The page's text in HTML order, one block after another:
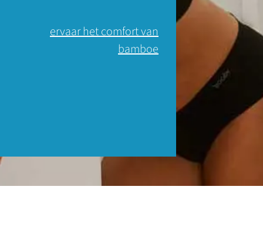
ervaar het comfort van
bamboe